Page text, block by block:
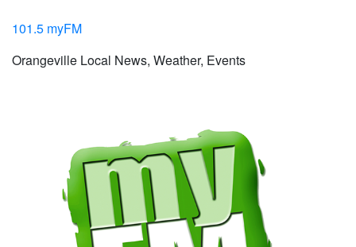
101.5 myFM
Orangeville Local News, Weather, Events